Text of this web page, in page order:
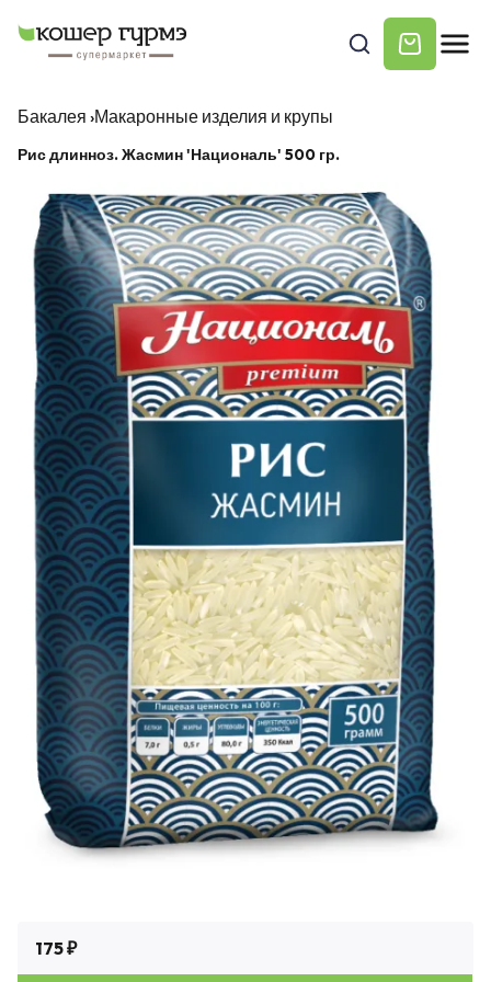
Бакалея ›Макаронные изделия и крупы
Рис длинноз. Жасмин 'Националь' 500 гр.
175 ₽